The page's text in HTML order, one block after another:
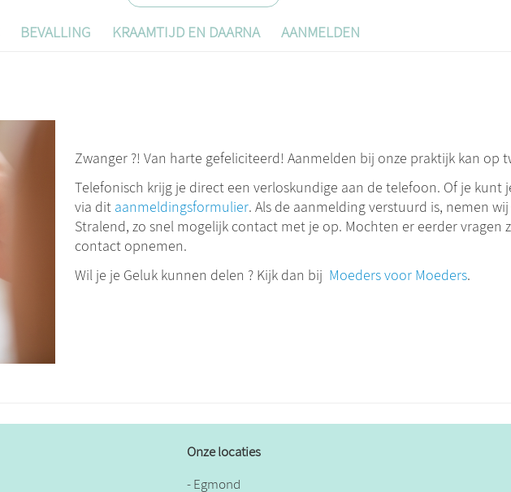
BEVALLING KRAAMTIJD EN DAARNA AANMELDEN
Zwanger ?! Van harte gefeliciteerd! Aanmelden bij onze praktijk kan op
Telefonisch krijg je direct een verloskundige aan de telefoon. Of je kunt
via dit aanmeldingsformulier. Als de aanmelding verstuurd is, nemen
Stralend, zo snel mogelijk contact met je op. Mochten er eerder vragen
contact opnemen.
Wil je je Geluk kunnen delen ? Kijk dan bij Moeders voor Moeders.
Onze locaties
- Egmond